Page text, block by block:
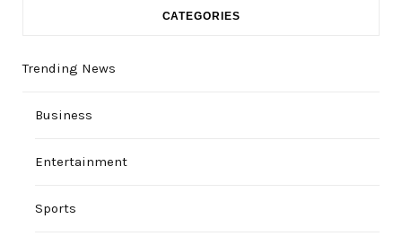
CATEGORIES
Trending News
Business
Entertainment
Sports